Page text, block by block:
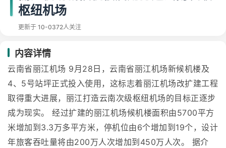
枢纽机场
更新于 10-0372人关注
内容详情
云南省丽江机场 9月28日，云南省丽江机场新候机楼及
4、5号站坪正式投入使用，这标志着丽江机场改扩建工程
取得重大进展，丽江打造云南次级枢纽机场的目标正逐步
成为现实。 经过扩建的丽江机场候机楼面积由5700平方
米增加到3.3万多平方米，停机位由6个增加到19个，设计
年旅客吞吐量将由200万人次增加到450万人次。 据介